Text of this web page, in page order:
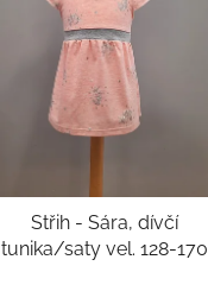
Střih - Sára, dívčí
tunika/saty vel. 128-170